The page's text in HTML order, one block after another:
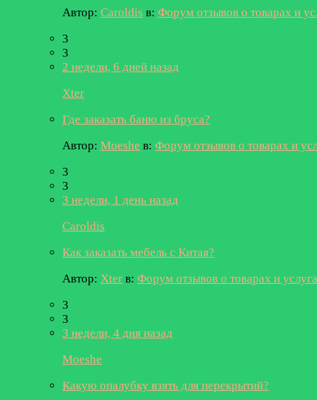
Автор: Caroldis в: Форум отзывов о товарах и
3
3
2 недели, 6 дней назад
Xter
Где заказать баню из бруса?
Автор: Moeshe в: Форум отзывов о товарах и
3
3
3 недели, 1 день назад
Caroldis
Как заказать мебель с Китая?
Автор: Xter в: Форум отзывов о товарах и
3
3
3 недели, 4 дня назад
Moeshe
Какую опалубку взять для перекрытий?